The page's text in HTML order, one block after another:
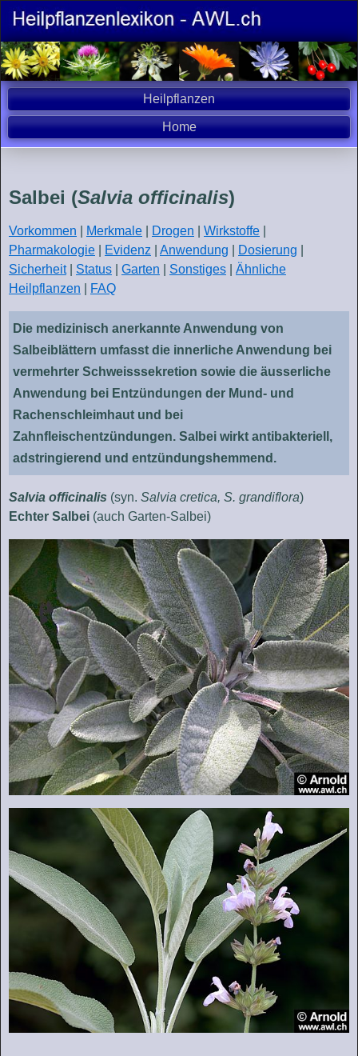
Heilpflanzen
Home
Salbei (Salvia officinalis)
Vorkommen Merkmale Drogen Wirkstoffe
Pharmakologie
Evidenz Anwendung Dosierung
Sicherheit| Status Garten Sonstiges
Ähnliche
Heilpflanzen
FAQ
Die medizinisch anerkannte Anwendung von
Salbeiblättern umfasst die innerliche Anwendung bei
vermehrter Schweisssekretion sowie die äusserliche
Anwendung bei Entzündungen der Mund- und
Rachenschleimhaut und bei
Zahnfleischentzündungen. Salbei wirkt antibakteriell,
adstringierend und entzündungshemmend.
Salvia officinalis (syn. Salvia cretica, S. grandiflora)
Echter Salbei (auch Garten-Salbei)